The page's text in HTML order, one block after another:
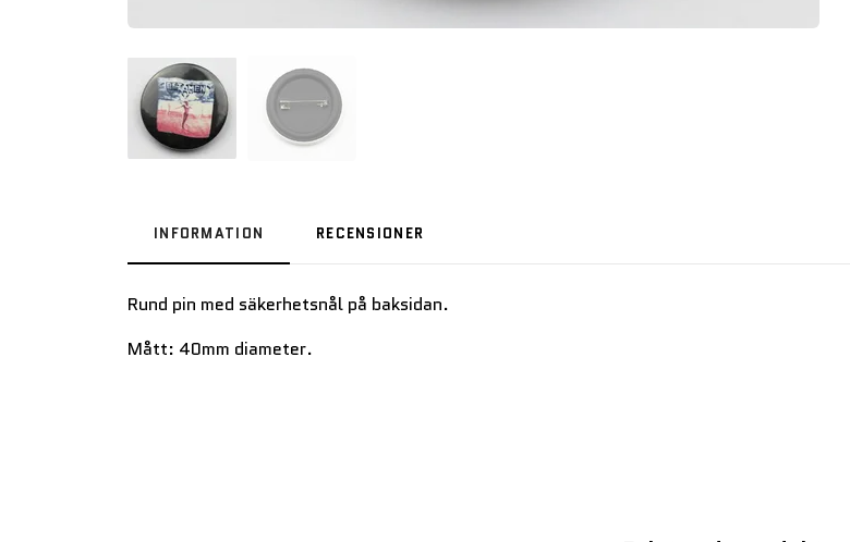
INFORMATION RECENSIONER
Rund pin med säkerhetsnål på baksidan.
Mått: 40mm diameter.